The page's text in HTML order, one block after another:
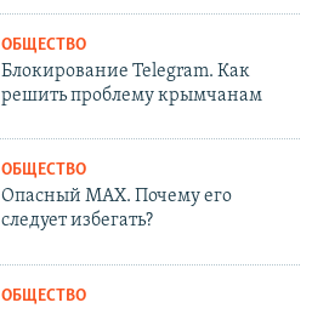
ОБЩЕСТВО
Блокирование Telegram. Как
решить проблему крымчанам
ОБЩЕСТВО
Опасный MAX. Почему его
следует избегать?
ОБЩЕСТВО